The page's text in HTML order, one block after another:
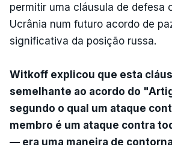
permitir uma cláusula de defesa
Ucrânia num futuro acordo de
significativa da posição russa.
Witkoff explicou que esta
semelhante ao acordo do
segundo o qual um ataque
membro é um ataque contra
— era uma maneira de